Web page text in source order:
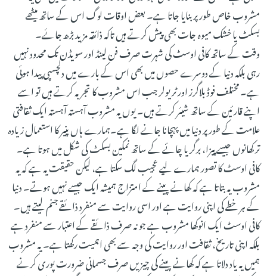
مشروب خاص طور پر بنایا جاتا ہے۔ بعض اوقات لوگ اس کے ساتھ میٹھے
بسکٹ یا خشک میوہ جات بھی پیش کرتے ہیں تاکہ ذائقہ مزید بڑھ جائے۔
وقت کے ساتھ کافی اوسٹ کی شہرت صرف فن لینڈ اور سویڈن تک محدود نہیں
رہی بلکہ دنیا کے دوسرے حصوں میں بھی اس کے بارے میں دلچسپی پیدا ہوئی
ہے۔ مختلف فوڈ بلاگرز اور ٹریولر جب اس مشروب کا تجربہ کرتے ہیں تو اسے
اپنے قارئین کے ساتھ شیئر کرتے ہیں۔ یوں یہ مشروب آہستہ آہستہ ایک ثقافتی
علامت کے طور پر دنیا میں پہچانا جانے لگا ہے۔ہمارے ہاں پنیر کا استعمال زیادہ
تر کھانوں جیسے پیزا، برگر یا چائے کے ساتھ نمکین بسکٹ کی شکل میں ہوتا ہے۔
کافی اوسٹ کا تصور ہمارے لیے عجیب لگ سکتا ہے، لیکن حقیقت یہ ہے کہ یہ
مشروب یہ بتاتا ہے کہ کھانے پینے کے امتزاج ہمیشہ ایک جیسے نہیں ہوتے۔ دنیا
کے ہر خطے کی اپنی روایت ہے اور اسی روایت سے منفرد ذائقے جنم لیتے ہیں۔
کافی اوسٹ ایک انوکھا مشروب ہے جو نہ صرف ذائقے کے اعتبار سے منفرد ہے
بلکہ اپنی تاریخ، ثقافت اور روایت کی وجہ سے بھی اہمیت رکھتا ہے۔ یہ مشروب
ہمیں یہ یاد دلاتا ہے کہ کھانے پینے کی چیزیں صرف جسمانی ضرورت پوری کرنے